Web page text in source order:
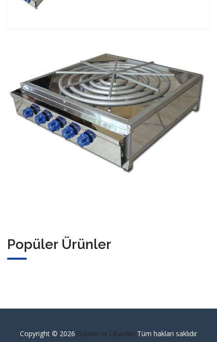
Popüler Ürünler
Copyright © 2026 Gülsan Isı Cihazları Tüm hakları saklıdır